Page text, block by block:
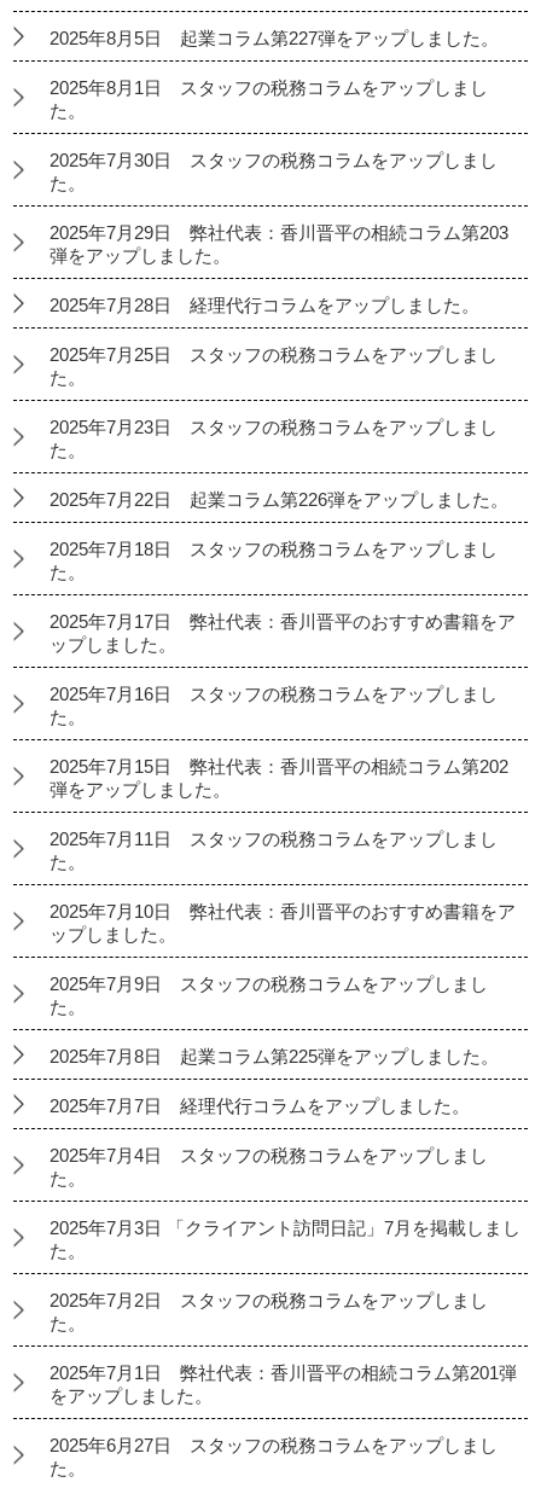
2025年8月5日 起業コラム第227弾をアップしました。
2025年8月1日 スタッフの税務コラムをアップしまし
た。
2025年7月30日 スタッフの税務コラムをアップしまし
た。
2025年7月29日 弊社代表：香川晋平の相続コラム第203
弾をアップしました。
2025年7月28日 経理代行コラムをアップしました。
2025年7月25日 スタッフの税務コラムをアップしまし
た。
2025年7月23日 スタッフの税務コラムをアップしまし
た。
2025年7月22日 起業コラム第226弾をアップしました。
2025年7月18日 スタッフの税務コラムをアップしまし
た。
2025年7月17日 弊社代表：香川晋平のおすすめ書籍をア
ップしました。
2025年7月16日 スタッフの税務コラムをアップしまし
た。
2025年7月15日 弊社代表：香川晋平の相続コラム第202
弾をアップしました。
2025年7月11日 スタッフの税務コラムをアップしまし
た。
2025年7月10日 弊社代表：香川晋平のおすすめ書籍をア
ップしました。
2025年7月9日 スタッフの税務コラムをアップしまし
た。
2025年7月8日 起業コラム第225弾をアップしました。
2025年7月7日 経理代行コラムをアップしました。
2025年7月4日 スタッフの税務コラムをアップしまし
た。
2025年7月3日 「クライアント訪問日記」7月を掲載しまし
た。
2025年7月2日 スタッフの税務コラムをアップしまし
た。
2025年7月1日 弊社代表：香川晋平の相続コラム第201弾
をアップしました。
2025年6月27日 スタッフの税務コラムをアップしまし
た。